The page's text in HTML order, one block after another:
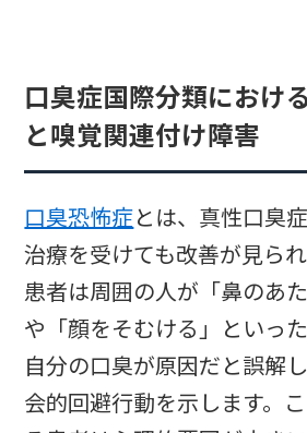
口臭症国際分類におけ
と嗅覚関連付け障害
口臭恐怖症とは、真性口臭
治療を受けても改善が見られ
患者は周囲の人が「鼻のあ
や「顔をそむける」といっ
自分の口臭が原因だと誤解
会的回避行動を示します。